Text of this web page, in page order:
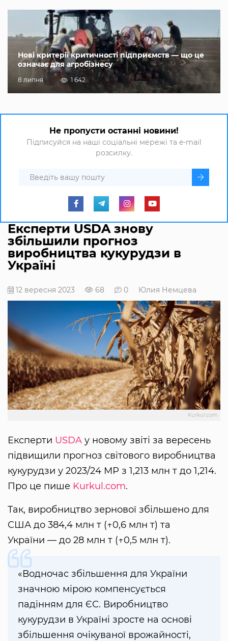
Нові критерії критичності підприємств — що це
означає для агробізнесу
8 липня 1 642
Не пропусти останні новини!
Підписуйся на наші соціальні мережі та e-mail
розсилку.
Експерти USDA знову
збільшили прогноз
виробництва кукурудзи в
Україні
12 вересня 2023 68 0 Юлия Немцева
Kurkul.com
Експерти USDA у новому звіті за вересень
підвищили прогноз світового виробництва
кукурудзи у 2023/24 МР з 1,213 млн т до 1,214.
Про це пише Kurkul.com.
Так, виробництво зернової збільшено для
США до 384,4 млн т (↑0,6 млн т) та
України — до 28 млн т (↑0,5 млн т).
«Водночас збільшення для України
значною мірою компенсується
падінням для ЄС. Виробництво
кукурудзи в Україні зросте на основі
збільшення очікуваної врожайності,